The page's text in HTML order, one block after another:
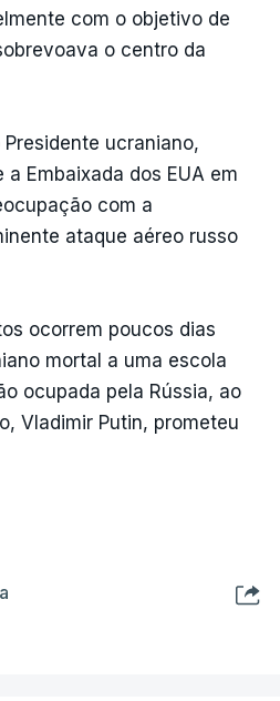
com o objetivo de
o centro da
ucraniano,
Embaixada dos EUA em
com a
ataque aéreo russo
ocorrem poucos dias
mortal a uma escola
ocupada pela Rússia, ao
Vladimir Putin, prometeu